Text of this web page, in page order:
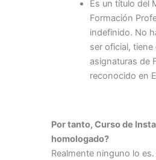
Es un título del
Formación
indefinido. No
ser oficial,
asignaturas de
reconocido en
Por tanto, Curso de
homologado?
Realmente ninguno lo